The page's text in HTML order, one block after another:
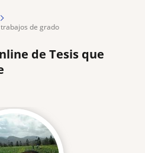
trabajos de grado
de Tesis que